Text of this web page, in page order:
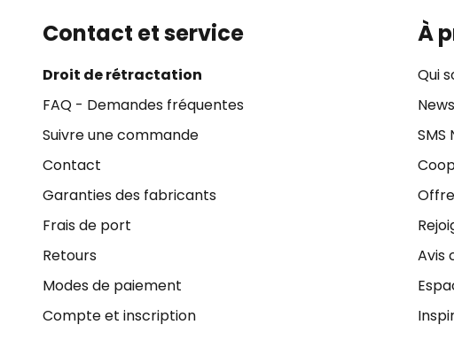
Contact et service
Droit de rétractation
FAQ - Demandes fréquentes
Suivre une commande
Contact
Garanties des fabricants
Frais de port
Retours
Modes de paiement
Compte et inscription
À
Qui
SMS
Avis